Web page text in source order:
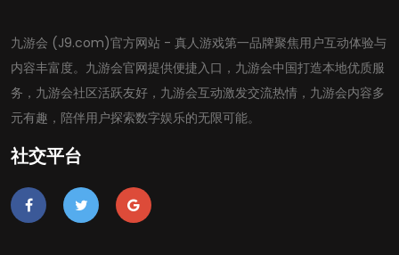
九游会 (J9.com)官方网站 - 真人游戏第一品牌聚焦用户互动体验与
内容丰富度。九游会官网提供便捷入口，九游会中国打造本地优质服
务，九游会社区活跃友好，九游会互动激发交流热情，九游会内容多
元有趣，陪伴用户探索数字娱乐的无限可能。
社交平台